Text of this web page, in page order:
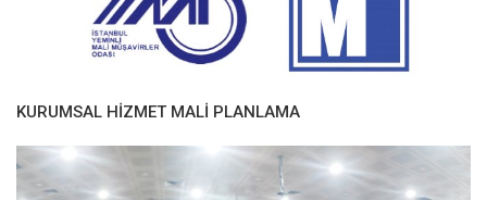
KURUMSAL HİZMET MALİ PLANLAMA